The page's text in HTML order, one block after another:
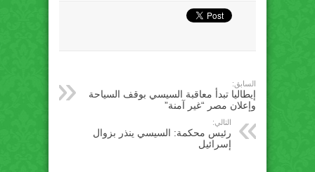
السابق:
إيطاليا تبدأ معاقبة السيسي بوقف السياحة
وإعلان مصر “غير آمنة”
التالي:
رئيس محكمة: السيسي ينذر بزوال
إسرائيل